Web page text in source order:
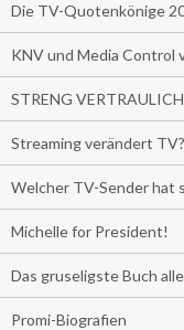
Die TV-Quotenkönige
KNV und Media Control
STRENG VERTRAULICH
Streaming verändert TV?
Welcher TV-Sender hat
Michelle for President!
Das gruseligste Buch
Promi-Biografien